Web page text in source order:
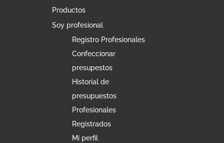
Productos
Soy profesional
Registro Profesionales
Confeccionar
presupestos
Historial de
presupuestos
Profesionales
Registrados
Mi perfil